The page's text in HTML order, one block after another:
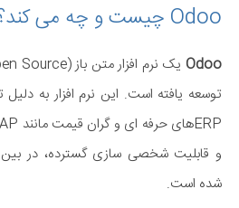
Odoo چیست و چه می کند؟
Odoo
توسعه یافته است. این نرم افزار به
و قابلیت شخصی سازی گسترده، در
شده است.